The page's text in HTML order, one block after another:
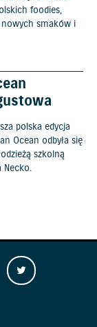
foodies,
smaków i
polska edycja
Ocean odbyła się
szkolną
Necko.